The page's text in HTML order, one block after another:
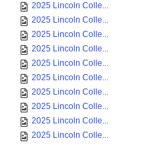
2025 Lincoln Colle...
2025 Lincoln Colle...
2025 Lincoln Colle...
2025 Lincoln Colle...
2025 Lincoln Colle...
2025 Lincoln Colle...
2025 Lincoln Colle...
2025 Lincoln Colle...
2025 Lincoln Colle...
2025 Lincoln Colle...